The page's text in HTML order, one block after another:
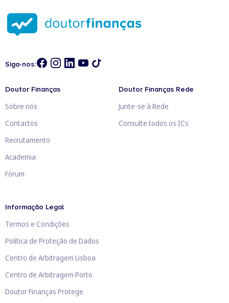
Siga-nos:
Doutor Finanças
Sobre nós
Contactos
Recrutamento
Academia
Fórum
Doutor Finanças Rede
Junte-se à Rede
Consulte todos os ICs
Informação Legal
Termos e Condições
Política de Proteção de Dados
Centro de Arbitragem Lisboa
Centro de Arbitragem Porto
Doutor Finanças Protege